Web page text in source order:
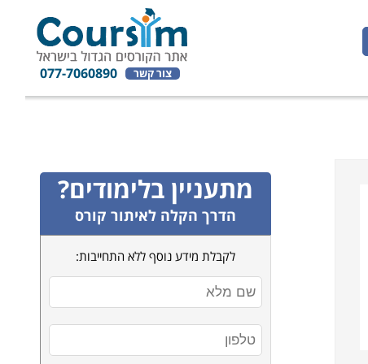
צור קשר 077-7060890
מתעניין בלימודים?
הדרך הקלה לאיתור קורס
לקבלת מידע נוסף ללא התחייבות: